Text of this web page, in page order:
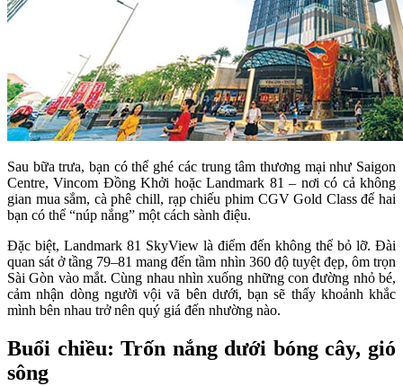
Sau bữa trưa, bạn có thể ghé các trung tâm thương mại như Saigon
Centre, Vincom Đồng Khởi hoặc Landmark 81 – nơi có cả không
gian mua sắm, cà phê chill, rạp chiếu phim CGV Gold Class để hai
bạn có thể “núp nắng” một cách sành điệu.
Đặc biệt, Landmark 81 SkyView là điểm đến không thể bỏ lỡ. Đài
quan sát ở tầng 79–81 mang đến tầm nhìn 360 độ tuyệt đẹp, ôm trọn
Sài Gòn vào mắt. Cùng nhau nhìn xuống những con đường nhỏ bé,
cảm nhận dòng người vội vã bên dưới, bạn sẽ thấy khoảnh khắc
mình bên nhau trở nên quý giá đến nhường nào.
Buổi chiều: Trốn nắng dưới bóng cây, gió
sông